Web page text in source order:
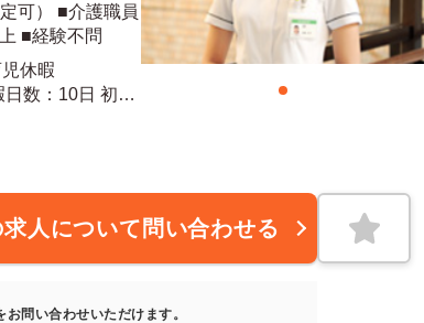
可） ■介護職員
■経験不問
休暇
求人について問い合わせる
お問い合わせいただけます。